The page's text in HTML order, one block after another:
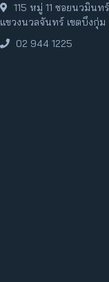
115 หมู่ 11 ซอยนวมิน
แขวงนวลจันทร์ เขตบึงกุ่
02 944 1225